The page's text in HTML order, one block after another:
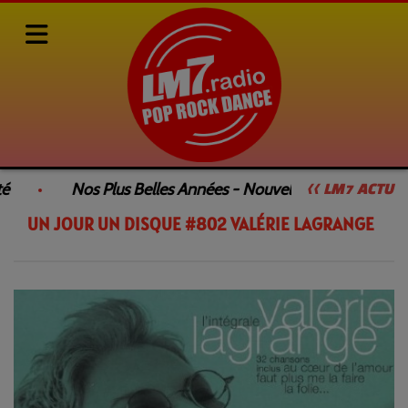
<< LM7 ACTU
Nos Plus Belles Années - Nouvelle Émission
Rediffusions de nos émissions UN JOUR UN DISQUE
UN JOUR UN DISQUE #802 VALÉRIE LAGRANGE